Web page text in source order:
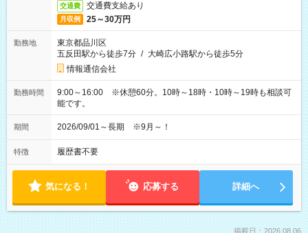
交通費 交通費支給あり
月収例 25～30万円
勤務地
東京都品川区
五反田駅から徒歩7分 / 大崎広小路駅から徒歩5分
情報通信会社
勤務時間
9:00～16:00 ※休憩60分。10時～18時・10時～19時も相談可
能です。
期間 2026/09/01～長期 ※9月～！
特徴 履歴書不要
気になる！ 応募する 詳細へ
掲載日：2026.08.06